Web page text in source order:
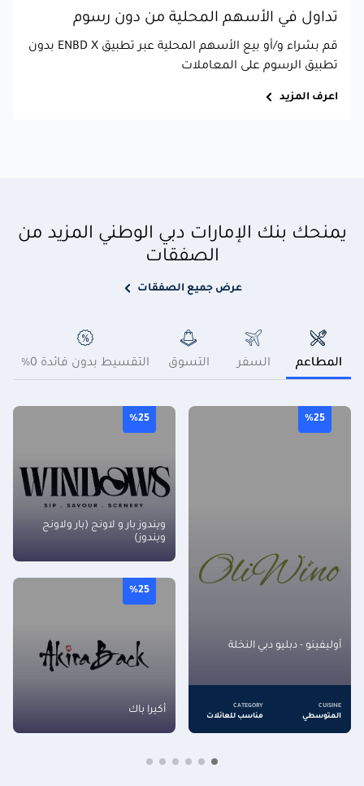
تداول في الأسهم المحلية من دون رسوم
قم بشراء و/أو بيع الأسهم المحلية عبر تطبيق ENBD X بدون
تطبيق الرسوم على المعاملات
اعرف المزيد
يمنحك بنك الإمارات دبي الوطني المزيد من
الصفقات
عرض جميع الصفقات
المطاعم السفر التسوق التقسيط بدون فائدة 0%
%25
أوليفينو - دبليو دبي النخلة
CUISINE
المتوسطي
CATEGORY
مناسب للعائلات
%25
ويندوز بار و لاونج (بار ولاونج
ويندوز)
%25
أكيرا باك